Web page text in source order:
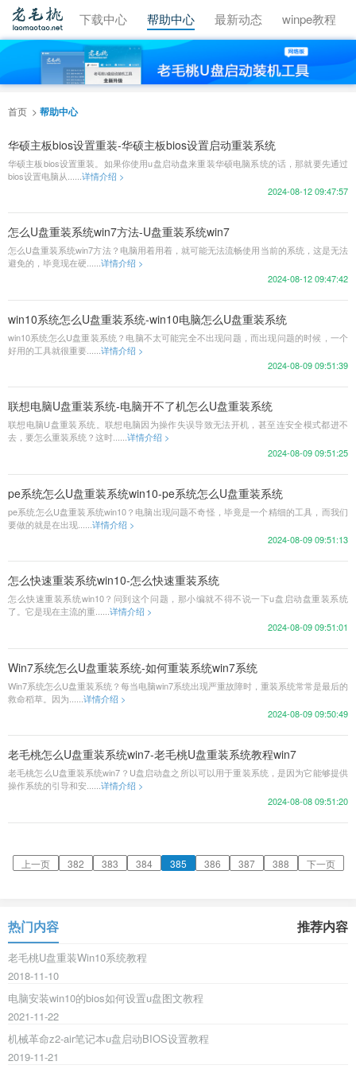
视频教程 下载中心 帮助中心 最新动态 winpe教程
首页 帮助中心
华硕主板bios设置重装-华硕主板bios设置启动重装系统
华硕主板bios设置重装。如果你使用u盘启动盘来重装华硕电脑系统的话，那就要先通过
bios设置电脑从...... 详情介绍 >
2024-08-12 09:47:57
怎么U盘重装系统win7方法-U盘重装系统win7
怎么U盘重装系统win7方法？电脑用着用着，就可能无法流畅使用当前的系统，这是无法
避免的，毕竟现在硬......详情介绍 >
2024-08-12 09:47:42
win10系统怎么U盘重装系统-win10电脑怎么U盘重装系统
win10系统怎么U盘重装系统？电脑不太可能完全不出现问题，而出现问题的时候，一个
好用的工具就很重要...... 详情介绍 >
2024-08-09 09:51:39
联想电脑U盘重装系统-电脑开不了机怎么U盘重装系统
联想电脑U盘重装系统。联想电脑因为操作失误导致无法开机，甚至连安全模式都进不
去，要怎么重装系统？这时......详情介绍 >
2024-08-09 09:51:25
pe系统怎么U盘重装系统win10-pe系统怎么U盘重装系统
pe系统怎么U盘重装系统win10？电脑出现问题不奇怪，毕竟是一个精细的工具，而我们
要做的就是在出现...... 详情介绍 >
2024-08-09 09:51:13
怎么快速重装系统win10-怎么快速重装系统
怎么快速重装系统win10？问到这个问题，那小编就不得不说一下u盘启动盘重装系统
了。它是现在主流的重......详情介绍 >
2024-08-09 09:51:01
Win7系统怎么U盘重装系统-如何重装系统win7系统
Win7系统怎么U盘重装系统？每当电脑win7系统出现严重故障时，重装系统常常是最后的
救命稻草。因为...... 详情介绍 >
2024-08-09 09:50:49
老毛桃怎么U盘重装系统win7-老毛桃U盘重装系统教程win7
老毛桃怎么U盘重装系统win7？U盘启动盘之所以可以用于重装系统，是因为它能够提供
操作系统的引导和安......详情介绍 >
2024-08-08 09:51:20
上一页 382 383 384 385 386 387 388 下一页
热门内容 推荐内容
老毛桃U盘重装Win10系统教程
2018-11-10
电脑安装win10的bios如何设置u盘图文教程
2021-11-22
机械革命z2-air笔记本u盘启动BIOS设置教程
2019-11-21